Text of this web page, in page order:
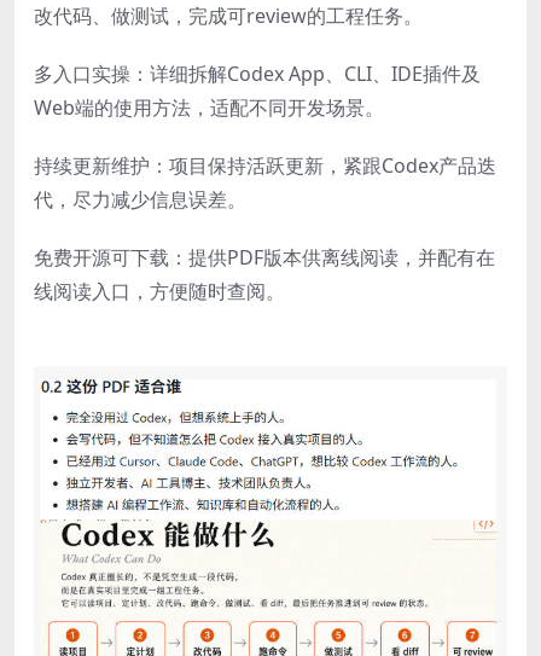
改代码、做测试，完成可review的工程任务。
多入口实操：详细拆解Codex App、CLI、IDE插件及
Web端的使用方法，适配不同开发场景。
持续更新维护：项目保持活跃更新，紧跟Codex产品迭
代，尽力减少信息误差。
免费开源可下载：提供PDF版本供离线阅读，并配有在
线阅读入口，方便随时查阅。